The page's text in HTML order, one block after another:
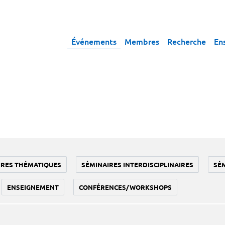
Événements Membres Recherche
THÉMATIQUES SÉMINAIRES INTERDISCIPLINAIRES
ENSEIGNEMENT CONFÉRENCES/WORKSHOPS